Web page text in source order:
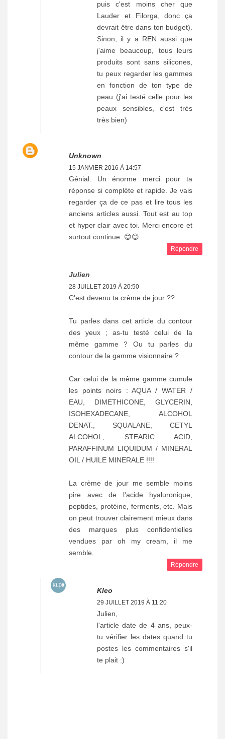
puis c'est moins cher que
Lauder et Filorga, donc ça
devrait être dans ton budget).
Sinon, il y a REN aussi que
j'aime beaucoup, tous leurs
produits sont sans silicones,
tu peux regarder les gammes
en fonction de ton type de
peau (j'ai testé celle pour les
peaux sensibles, c'est très
très bien)
Unknown
15 JANVIER 2016 À 14:57
Génial. Un énorme merci pour ta
réponse si complète et rapide. Je vais
regarder ça de ce pas et lire tous les
anciens articles aussi. Tout est au top
et hyper clair avec toi. Merci encore et
surtout continue. 😊😊
Répondre
Julien
28 JUILLET 2019 À 20:50
C'est devenu ta crème de jour ??
Tu parles dans cet article du contour
des yeux ; as-tu testé celui de la
même gamme ? Ou tu parles du
contour de la gamme visionnaire ?
Car celui de la même gamme cumule
les points noirs : AQUA / WATER /
EAU, DIMETHICONE, GLYCERIN,
ISOHEXADECANE, ALCOHOL
DENAT., SQUALANE, CETYL
ALCOHOL, STEARIC ACID,
PARAFFINUM LIQUIDUM / MINERAL
OIL / HUILE MINERALE !!!!
La crème de jour me semble moins
pire avec de l'acide hyaluronique,
peptides, protéine, ferments, etc. Mais
on peut trouver clairement mieux dans
des marques plus confidentielles
vendues par oh my cream, il me
semble.
Répondre
Kleo
29 JUILLET 2019 À 11:20
Julien,
l'article date de 4 ans, peux-
tu vérifier les dates quand tu
postes les commentaires s'il
te plait :)